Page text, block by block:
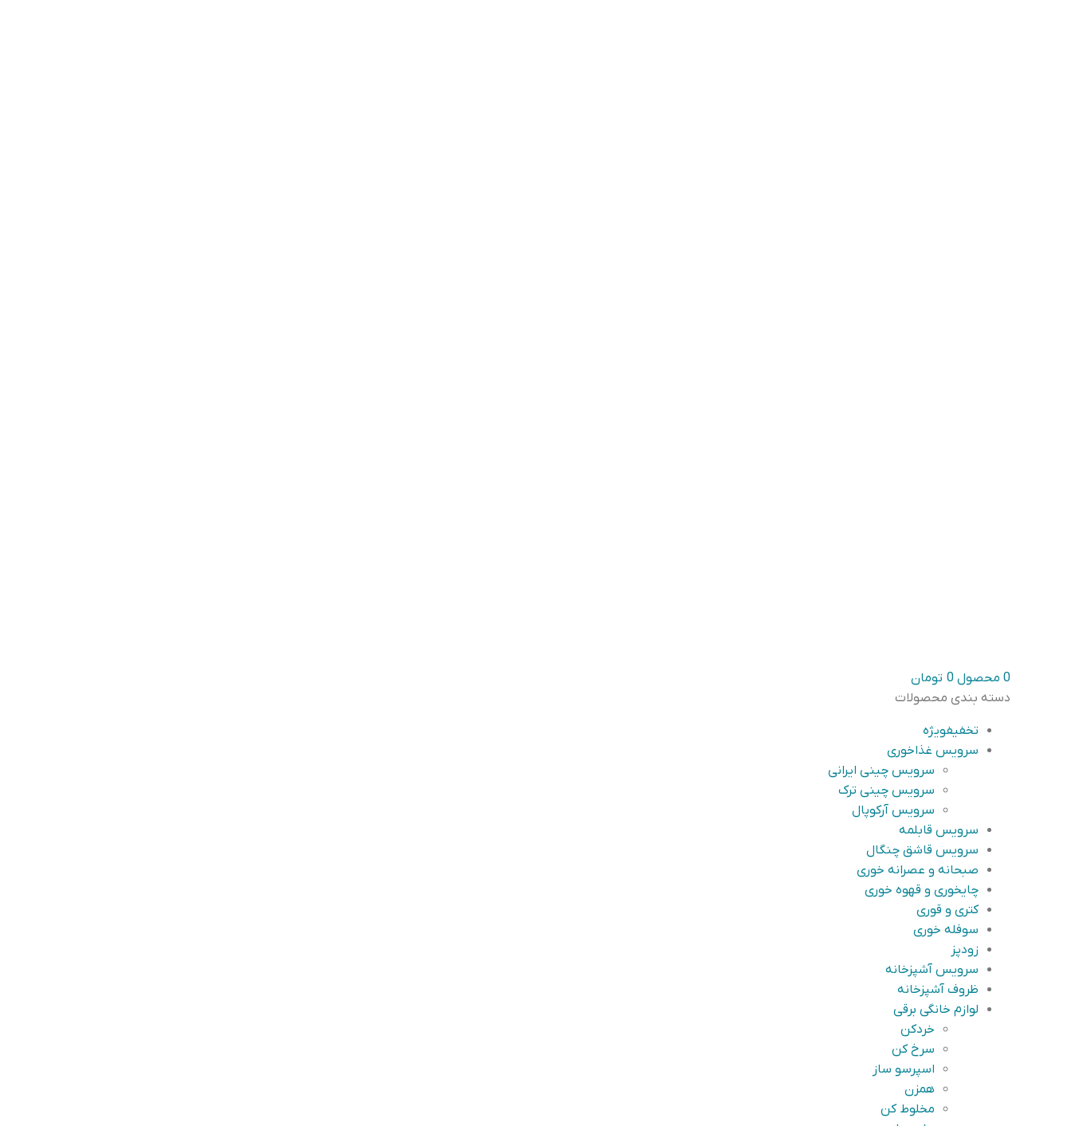
0 محصول 0 تومان
دسته بندی محصولات
تخفیفویژه
سرویس غذاخوری
سرویس چینی ایرانی
سرویس چینی ترک
سرویس آرکوپال
سرویس قابلمه
سرویس قاشق چنگال
صبحانه و عصرانه خوری
چایخوری و قهوه خوری
کتری و قوری
سوفله خوری
زودپز
سرویس آشپزخانه
ظروف آشپزخانه
لوازم خانگی برقی
خردکن
سرخ کن
اسپرسو ساز
همزن
مخلوط کن